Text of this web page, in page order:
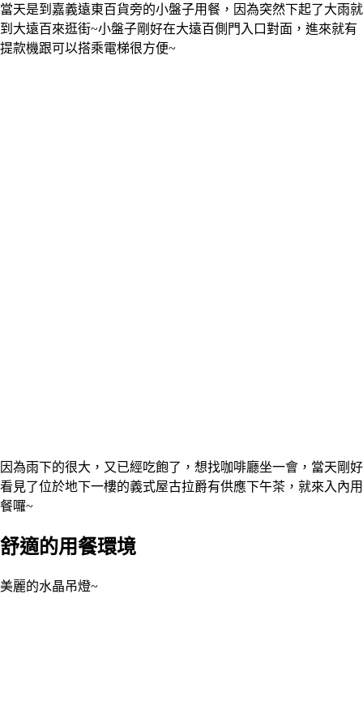
當天是到嘉義遠東百貨旁的小盤子用餐，因為突然下起了大雨就
到大遠百來逛街~小盤子剛好在大遠百側門入口對面，進來就有
提款機跟可以搭乘電梯很方便~
因為雨下的很大，又已經吃飽了，想找咖啡廳坐一會，當天剛好
看見了位於地下一樓的義式屋古拉爵有供應下午茶，就來入內用
餐囉~
舒適的用餐環境
美麗的水晶吊燈~